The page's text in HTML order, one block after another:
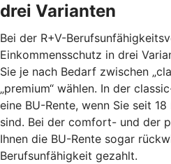
drei Varianten
Bei der R+V-
Einkommensschutz in drei
Sie je nach Bedarf zwischen
„premium“ wählen. In der
eine BU-Rente, wenn Sie seit
sind. Bei der comfort- und der
Ihnen die BU-Rente sogar
Berufsunfähigkeit gezahlt.